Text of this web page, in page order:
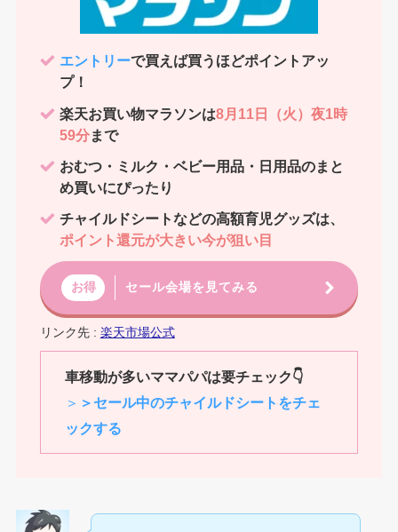
エントリーで買えば買うほどポイントアッ
プ！
楽天お買い物マラソンは8月11日（火）夜1時
59分まで
おむつ・ミルク・ベビー用品・日用品のまと
め買いにぴったり
チャイルドシートなどの高額育児グッズは、
ポイント還元が大きい今が狙い目
お得 セール会場を見てみる
リンク先 : 楽天市場公式
車移動が多いママパパは要チェック👇
＞ ＞セール中のチャイルドシートをチェ
ックする